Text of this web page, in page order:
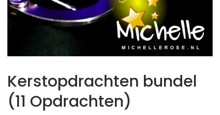
Kerstopdrachten bundel
(11 Opdrachten)